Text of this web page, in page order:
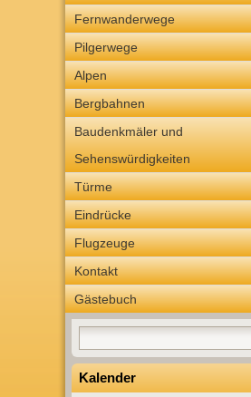
Fernwanderwege
Pilgerwege
Alpen
Bergbahnen
Baudenkmäler und
Sehenswürdigkeiten
Türme
Eindrücke
Flugzeuge
Kontakt
Gästebuch
Kalender